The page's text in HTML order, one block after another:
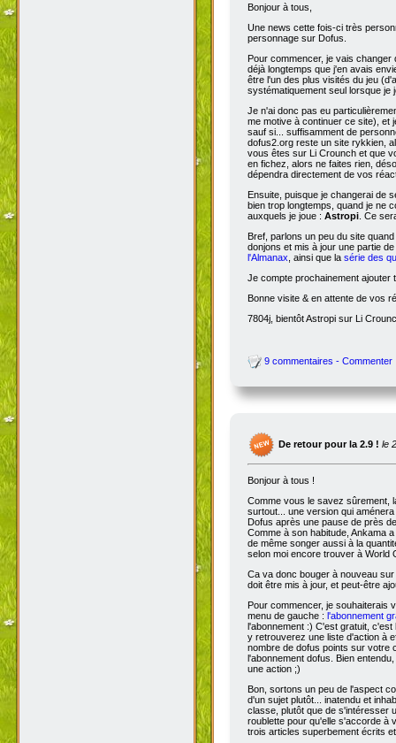
Bonjour à tous,
Une news cette fois-ci très
personnage sur Dofus.
Pour commencer, je vais
déjà longtemps que j'en avais
être l'un des plus visités du jeu
systématiquement seul lorsque je
Je n'ai donc pas eu
me motive à continuer ce site), et
sauf si... suffisamment de
dofus2.org reste un site rykkien,
vous êtes sur Li Crounch et que
en fichez, alors ne faites rien,
dépendra directement de vos
Ensuite, puisque je changerai de
bien trop longtemps, quand je ne
auxquels je joue : Astropi . Ce
Bref, parlons un peu du site
donjons et mis à jour une partie
l'Almanax , ainsi que la série des
Je compte prochainement ajouter
Bonne visite & en attente de vos
7804j, bientôt Astropi sur Li
9 commentaires - Commenter
De retour pour la 2.9 ! le
Bonjour à tous !
Comme vous le savez sûrement,
surtout... une version qui
Dofus après une pause de près
Comme à son habitude, Ankama
de même songer aussi à la
selon moi encore trouver à World
Ca va donc bouger à nouveau
doit être mis à jour, et peut-être
Pour commencer, je
menu de gauche : l'abonnement
l'abonnement :) C'est gratuit,
y retrouverez une liste d'action à
nombre de dofus points sur votre
l'abonnement dofus. Bien
une action ;)
Bon, sortons un peu de l'aspect
d'un sujet plutôt... inatendu et
classe, plutôt que de s'intéresser
roublette pour qu'elle s'accorde à
trois articles superbement écrits